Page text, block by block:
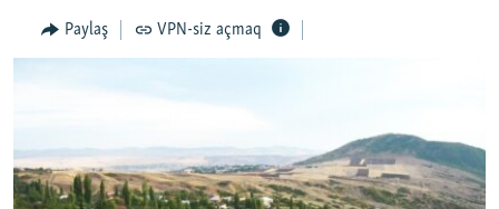
FƏRQƏ BAX
MULTIMEDIA
VIDEO
RADIO ARXIV
Paylaş VPN-siz açmaq